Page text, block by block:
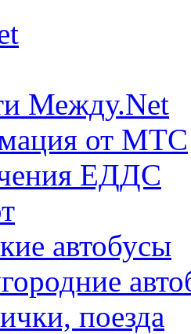
Между.Net
от МТС
ЕДДС
автобусы
поезда